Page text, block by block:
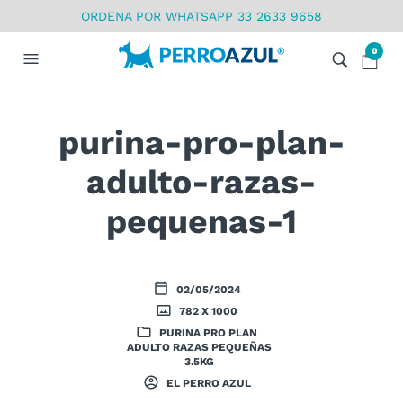
ORDENA POR WHATSAPP 33 2633 9658
0
purina-pro-plan-
adulto-razas-
pequenas-1
02/05/2024
782 X 1000
PURINA PRO PLAN
ADULTO RAZAS PEQUEÑAS
3.5KG
EL PERRO AZUL